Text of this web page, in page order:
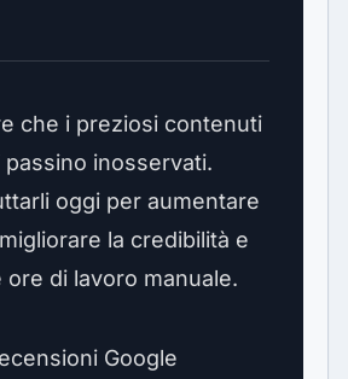
che i preziosi contenuti
inosservati.
oggi per aumentare
la credibilità e
ore di lavoro manuale.
Google